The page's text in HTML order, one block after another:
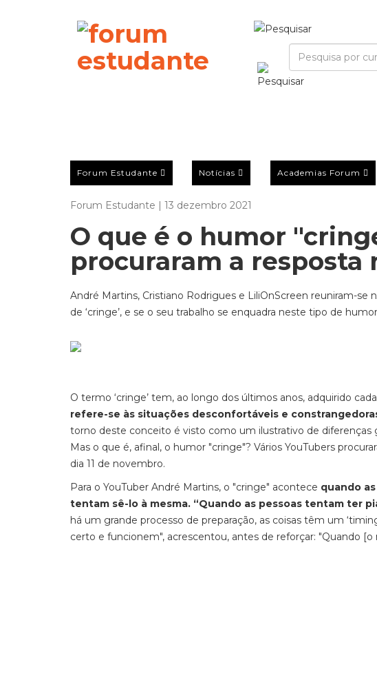
Forum Estudante Notícias Academias Forum
Forum Estudante | 13 dezembro 2021
O que é o humor
procuraram a resposta
André Martins, Cristiano Rodrigues e LiliOnScreen reuniram-se
de ‘cringe’, e se o seu trabalho se enquadra neste tipo de
O termo ‘cringe’ tem, ao longo dos últimos anos, adquirido
refere-se às situações desconfortáveis e
torno deste conceito é visto como um ilustrativo de diferenças
Mas o que é, afinal, o humor "cringe"? Vários YouTubers
dia 11 de novembro.
Para o YouTuber André Martins, o "cringe" acontece quando
tentam sê-lo à mesma. “Quando as pessoas tentam ter
há um grande processo de preparação, as coisas têm um
certo e funcionem", acrescentou, antes de reforçar: "Quando [o